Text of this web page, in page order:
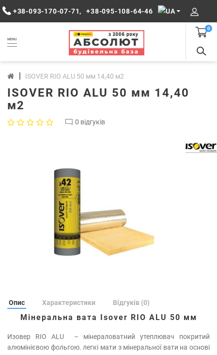
+38-093-170-07-71, +38-095-108-64-46
MENU
0
ISOVER RIO ALU 50 мм 14,40 м2
ISOVER RIO ALU 50 мм 14,40
м2
0 відгуків
Опис Характеристики Відгуків (0)
Мінеральна вата Isover RIO ALU 50 мм
Изовер RIO ALU – мінераловатний утеплювач покритий
алюмінієвою фольгою. легкі мати з мінеральної вати на основі